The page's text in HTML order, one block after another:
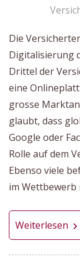
Die
Digitalisierung
Drittel der
eine
grosse
glaubt, dass
Google oder
Rolle auf dem
Ebenso viele
im Wettbewerb
Weiterlesen